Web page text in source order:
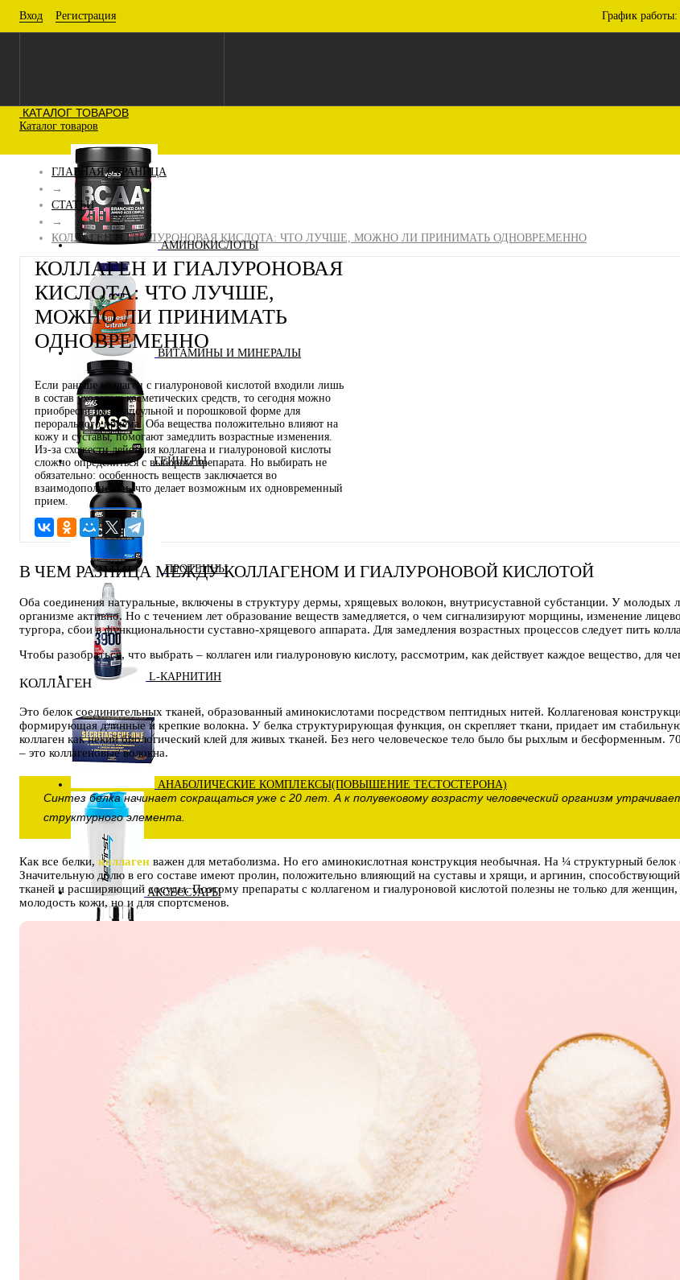
Вход Регистрация График
КАТАЛОГ ТОВАРОВ
Каталог товаров
АМИНОКИСЛОТЫ
ВИТАМИНЫ И МИНЕРАЛЫ
ГЕЙНЕРЫ
ПРОТЕИНЫ
L-КАРНИТИН
АНАБОЛИЧЕСКИЕ КОМПЛЕКСЫ(ПОВЫШЕНИЕ ТЕСТОСТЕРОНА)
АКСЕССУАРЫ
ДОБАВКИ ДЛЯ СУСТАВОВ И СВЯЗОК (ХОНДРОПРОТЕКТОРЫ)
ДИЕТИЧЕСКОЕ ПИТАНИЕ
ЖИРОСЖИГАТЕЛИ
ГЛАВНАЯ СТРАНИЦА
→
СТАТЬИ
→
КОЛЛАГЕН И ГИАЛУРОНОВАЯ КИСЛОТА: ЧТО ЛУЧШЕ, МОЖНО ЛИ ПРИНИМАТЬ ОДНОВРЕМЕННО
КОЛЛАГЕН И ГИАЛУРОНОВАЯ
КИСЛОТА: ЧТО ЛУЧШЕ,
МОЖНО ЛИ ПРИНИМАТЬ
ОДНОВРЕМЕННО
Если раньше коллаген с гиалуроновой кислотой входили лишь
в состав уходовых косметических средств, то сегодня можно
приобрести их в капсульной и порошковой форме для
перорального приема. Оба вещества положительно влияют на
кожу и суставы, помогают замедлить возрастные изменения.
Из-за схожести действия коллагена и гиалуроновой кислоты
сложно определиться с выбором препарата. Но выбирать не
обязательно: особенность веществ заключается во
взаимодополнении, что делает возможным их одновременный
прием.
В ЧЕМ РАЗНИЦА МЕЖДУ КОЛЛАГЕНОМ И ГИАЛУРОНОВОЙ КИСЛОТОЙ
Оба соединения натуральные, включены в структуру дермы, хрящевых волокон, внутрисуставной субстанции. У молодых
организме активно. Но с течением лет образование веществ замедляется, о чем сигнализируют морщины, изменение
тургора, сбои в функциональности суставно-хрящевого аппарата. Для замедления возрастных процессов следует пить
Чтобы разобраться, что выбрать – коллаген или гиалуроновую кислоту, рассмотрим, как действует каждое вещество, для
КОЛЛАГЕН
Это белок соединительных тканей, образованный аминокислотами посредством пептидных нитей. Коллагеновая
формирующая длинные и крепкие волокна. У белка структурирующая функция, он скрепляет ткани, придает им
коллаген как некий биологический клей для живых тканей. Без него человеческое тело было бы рыхлым и бесформенным.
– это коллагеновые волокна.
Синтез белка начинает сокращаться уже с 20 лет. А к полувековому возрасту человеческий организм
структурного элемента.
Как все белки, коллаген важен для метаболизма. Но его аминокислотная конструкция необычная. На ¼ структурный
Значительную долю в его составе имеют пролин, положительно влияющий на суставы и хрящи, и аргинин,
тканей и расширяющий сосуды. Поэтому препараты с коллагеном и гиалуроновой кислотой полезны не только для женщин,
молодость кожи, но и для спортсменов.